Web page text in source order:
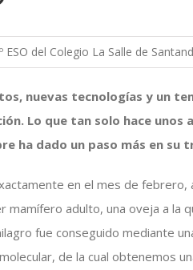
ESO del Colegio La Salle de
nuevas tecnologías y un
Lo que tan solo hace
ha dado un paso más en
en el mes de febrero,
mamífero adulto, una oveja a la
fue conseguido mediante
de la cual obtenemos